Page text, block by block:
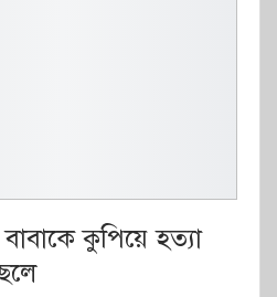
কুপিয়ে হত্যা